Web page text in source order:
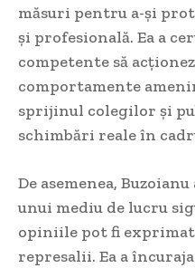
măsuri pentru a-și
și profesională. Ea a
competente să
comportamente
sprijinul colegilor și
schimbări reale în
De asemenea,
unui mediu de lucru
opiniile pot fi
represalii. Ea a